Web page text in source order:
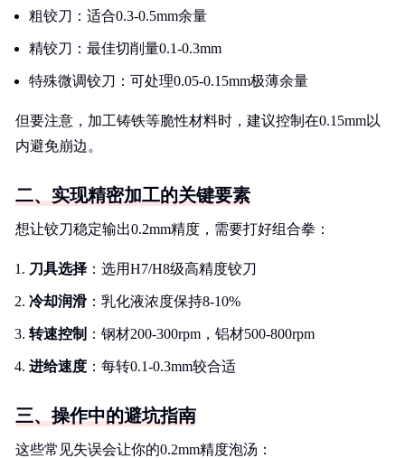
粗铰刀：适合0.3-0.5mm余量
精铰刀：最佳切削量0.1-0.3mm
特殊微调铰刀：可处理0.05-0.15mm极薄余量
但要注意，加工铸铁等脆性材料时，建议控制在0.15mm以
内避免崩边。
二、实现精密加工的关键要素
想让铰刀稳定输出0.2mm精度，需要打好组合拳：
刀具选择 ：选用H7/H8级高精度铰刀
冷却润滑 ：乳化液浓度保持8-10%
转速控制 ：钢材200-300rpm，铝材500-800rpm
进给速度 ：每转0.1-0.3mm较合适
三、操作中的避坑指南
这些常见失误会让你的0.2mm精度泡汤：